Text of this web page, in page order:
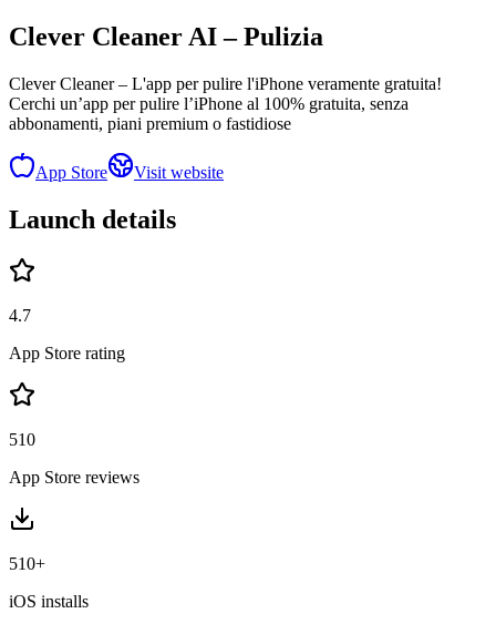
Clever Cleaner AI – Pulizia
Clever Cleaner – L'app per pulire l'iPhone veramente gratuita!
Cerchi un’app per pulire l’iPhone al 100% gratuita, senza
abbonamenti, piani premium o fastidiose
App Store Visit website
Launch details
4.7
App Store rating
510
App Store reviews
510+
iOS installs